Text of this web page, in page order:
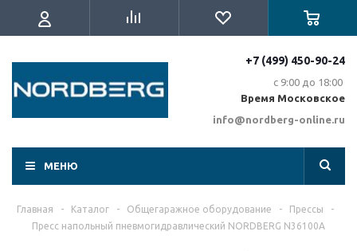
+7 (499) 450-90-24
с 9:00 до 18:00
Время Московское
info@nordberg-online.ru
МЕНЮ
Главная - Каталог - Общегаражное оборудование - Прессы
-
Пресс напольный пневмогидравлический NORDBERG N36100A